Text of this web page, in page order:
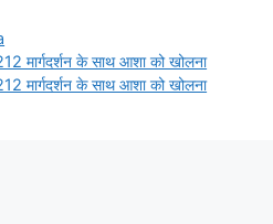
मार्गदर्शन के साथ आशा को खोलना
मार्गदर्शन के साथ आशा को खोलना